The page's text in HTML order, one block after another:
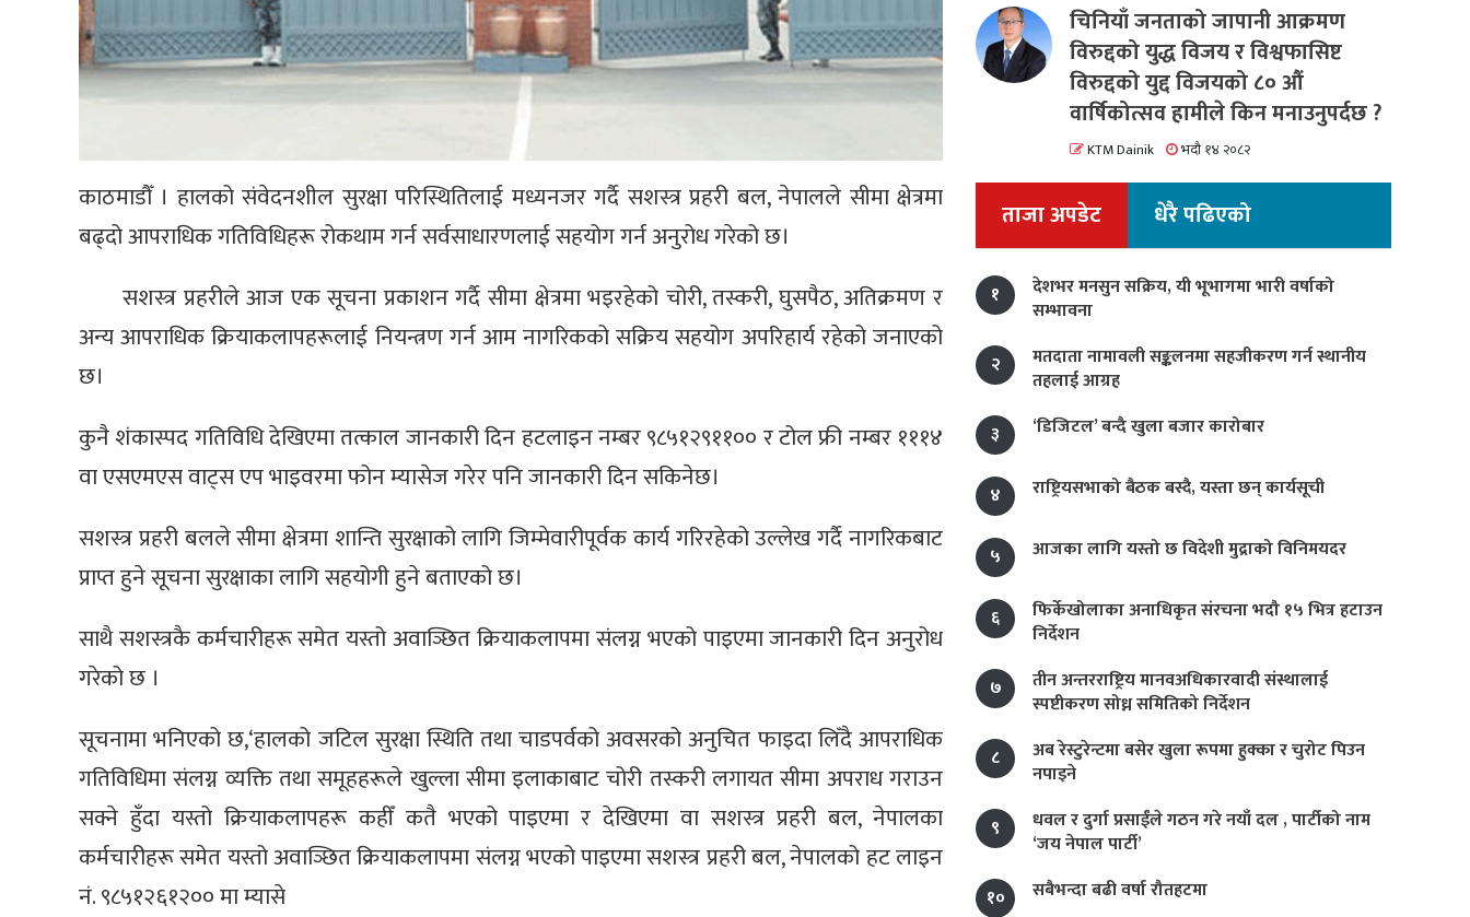
काठमाडौँ । हालको संवेदनशील सुरक्षा परिस्थितिलाई मध्यनजर गर्दै सशस्त्र प्रहरी बल, नेपालले सीमा क्षेत्रमा
बढ्दो आपराधिक गतिविधिहरू रोकथाम गर्न सर्वसाधारणलाई सहयोग गर्न अनुरोध गरेको छ।
सशस्त्र प्रहरीले आज एक सूचना प्रकाशन गर्दै सीमा क्षेत्रमा भइरहेको चोरी, तस्करी, घुसपैठ, अतिक्रमण र
अन्य आपराधिक क्रियाकलापहरूलाई नियन्त्रण गर्न आम नागरिकको सक्रिय सहयोग अपरिहार्य रहेको जनाएको
छ।
कुनै शंकास्पद गतिविधि देखिएमा तत्काल जानकारी दिन हटलाइन नम्बर ९८५१२९११०० र टोल फ्री नम्बर १११४
वा एसएमएस वाट्स एप भाइवरमा फोन म्यासेज गरेर पनि जानकारी दिन सकिनेछ।
सशस्त्र प्रहरी बलले सीमा क्षेत्रमा शान्ति सुरक्षाको लागि जिम्मेवारीपूर्वक कार्य गरिरहेको उल्लेख गर्दै नागरिकबाट
प्राप्त हुने सूचना सुरक्षाका लागि सहयोगी हुने बताएको छ।
साथै सशस्त्रकै कर्मचारीहरू समेत यस्तो अवाञ्छित क्रियाकलापमा संलग्न भएको पाइएमा जानकारी दिन अनुरोध
गरेको छ ।
सूचनामा भनिएको छ,‘हालको जटिल सुरक्षा स्थिति तथा चाडपर्वको अवसरको अनुचित फाइदा लिँदै आपराधिक
गतिविधिमा संलग्न व्यक्ति तथा समूहहरूले खुल्ला सीमा इलाकाबाट चोरी तस्करी लगायत सीमा अपराध गराउन
सक्ने हुँदा यस्तो क्रियाकलापहरू कहीँ कतै भएको पाइएमा र देखिएमा वा सशस्त्र प्रहरी बल, नेपालका
कर्मचारीहरू समेत यस्तो अवाञ्छित क्रियाकलापमा संलग्न भएको पाइएमा सशस्त्र प्रहरी बल, नेपालको हट लाइन
नं. ९८५१२६१२०० मा म्यासे
चिनियाँ जनताको जापानी आक्रमण
विरुद्दको युद्ध विजय र विश्वफासिष्ट
विरुद्दको युद्द विजयको ८० औं
वार्षिकोत्सव हामीले किन मनाउनुपर्दछ ?
KTM Dainik भदौ १४ २०८२
ताजा अपडेट धेरै पढिएको
१
देशभर मनसुन सक्रिय, यी भूभागमा भारी वर्षाको
सम्भावना
२
मतदाता नामावली सङ्कलनमा सहजीकरण गर्न स्थानीय
तहलाई आग्रह
३
‘डिजिटल’ बन्दै खुला बजार कारोबार
४ राष्ट्रियसभाको बैठक बस्दै, यस्ता छन् कार्यसूची
५ आजका लागि यस्तो छ विदेशी मुद्राको विनिमयदर
६
फिर्केखोलाका अनाधिकृत संरचना भदौ १५ भित्र हटाउन
निर्देशन
७
तीन अन्तरराष्ट्रिय मानवअधिकारवादी संस्थालाई
स्पष्टीकरण सोध्न समितिको निर्देशन
८
अब रेस्टुरेन्टमा बसेर खुला रूपमा हुक्का र चुरोट पिउन
नपाइने
९
धवल र दुर्गा प्रसाईंले गठन गरे नयाँ दल , पार्टीको नाम
‘जय नेपाल पार्टी’
१०
सबैभन्दा बढी वर्षा रौतहटमा